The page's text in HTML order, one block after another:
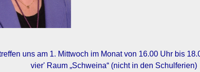
uns am 1. Mittwoch im Monat von 16.00 Uhr bis
vier' Raum „Schweina“ (nicht in den Schulferien)